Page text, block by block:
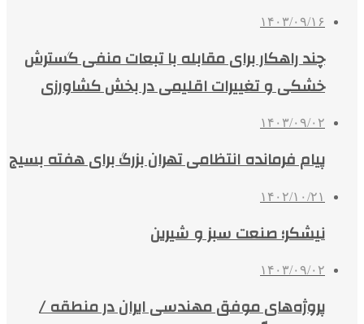
۱۴۰۳/۰۹/۱۶
چند راهکار برای مقابله با تبعات منفی گسترش
خشکی و تغییرات اقلیمی در بخش کشاورزی
۱۴۰۳/۰۹/۰۲
پیام فرمانده انتظامی تهران بزرگ برای هفته بسیج
۱۴۰۲/۱۰/۲۱
نیشکر؛ صنعت سبز و شیرین
۱۴۰۳/۰۹/۰۲
پروژه‌های موفق مهندسی ایران در منطقه /